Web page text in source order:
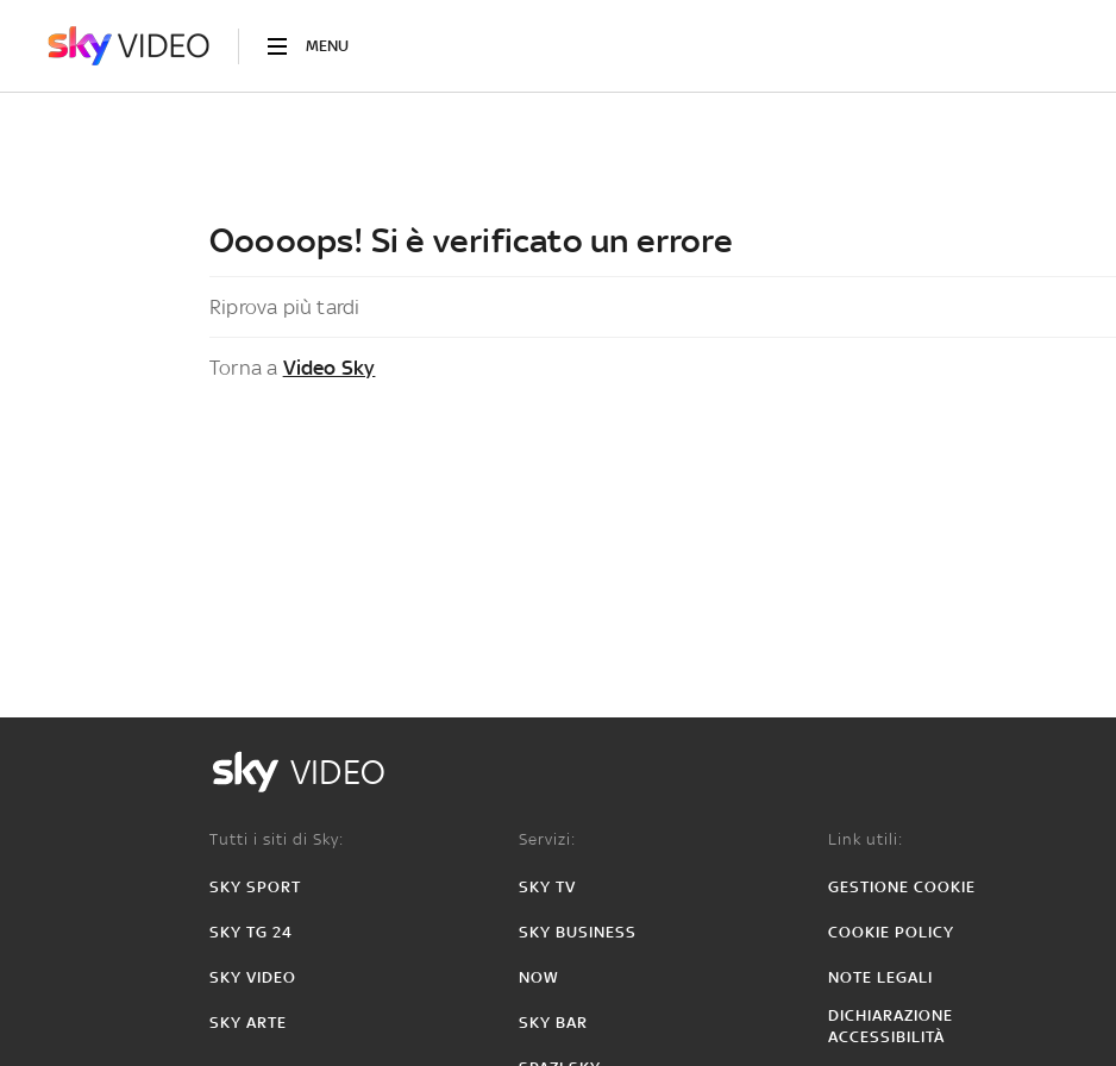
MENU
Ooooops! Si è verificato un errore
Riprova più tardi
Torna a Video Sky
VIDEO
Tutti i siti di Sky:
SKY SPORT
SKY TG 24
SKY VIDEO
SKY ARTE
Servizi:
SKY TV
SKY BUSINESS
NOW
SKY BAR
Link utili:
GESTIONE COOKIE
COOKIE POLICY
NOTE LEGALI
DICHIARAZIONE
ACCESSIBILITÀ